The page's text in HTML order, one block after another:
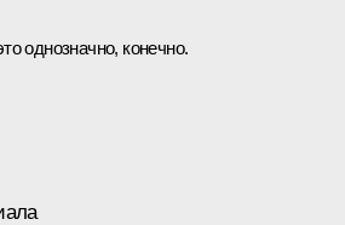
однозначно, конечно.